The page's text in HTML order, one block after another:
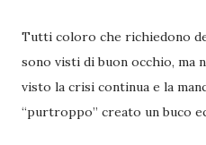
Tutti coloro che richiedono
sono visti di buon occhio, ma
visto la crisi continua e la
“purtroppo” creato un buco